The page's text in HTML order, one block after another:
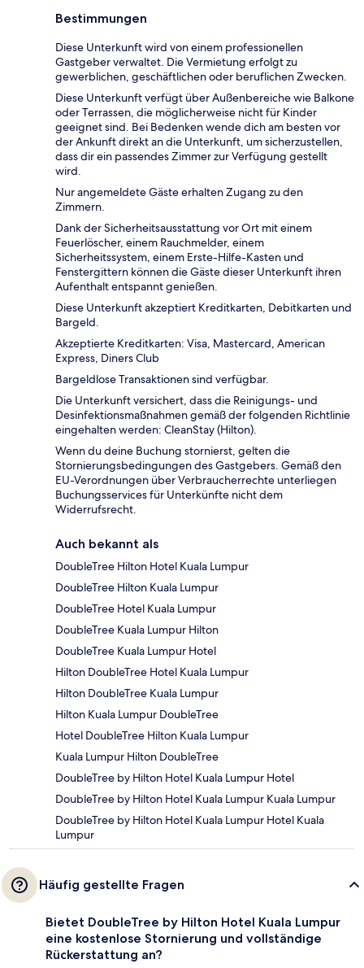
Bestimmungen
Diese Unterkunft wird von einem professionellen
Gastgeber verwaltet. Die Vermietung erfolgt zu
gewerblichen, geschäftlichen oder beruflichen Zwecken.
Diese Unterkunft verfügt über Außenbereiche wie Balkone
oder Terrassen, die möglicherweise nicht für Kinder
geeignet sind. Bei Bedenken wende dich am besten vor
der Ankunft direkt an die Unterkunft, um sicherzustellen,
dass dir ein passendes Zimmer zur Verfügung gestellt
wird.
Nur angemeldete Gäste erhalten Zugang zu den
Zimmern.
Dank der Sicherheitsausstattung vor Ort mit einem
Feuerlöscher, einem Rauchmelder, einem
Sicherheitssystem, einem Erste-Hilfe-Kasten und
Fenstergittern können die Gäste dieser Unterkunft ihren
Aufenthalt entspannt genießen.
Diese Unterkunft akzeptiert Kreditkarten, Debitkarten und
Bargeld.
Akzeptierte Kreditkarten: Visa, Mastercard, American
Express, Diners Club
Bargeldlose Transaktionen sind verfügbar.
Die Unterkunft versichert, dass die Reinigungs- und
Desinfektionsmaßnahmen gemäß der folgenden Richtlinie
eingehalten werden: CleanStay (Hilton).
Wenn du deine Buchung stornierst, gelten die
Stornierungsbedingungen des Gastgebers. Gemäß den
EU-Verordnungen über Verbraucherrechte unterliegen
Buchungsservices für Unterkünfte nicht dem
Widerrufsrecht.
Auch bekannt als
DoubleTree Hilton Hotel Kuala Lumpur
DoubleTree Hilton Kuala Lumpur
DoubleTree Hotel Kuala Lumpur
DoubleTree Kuala Lumpur Hilton
DoubleTree Kuala Lumpur Hotel
Hilton DoubleTree Hotel Kuala Lumpur
Hilton DoubleTree Kuala Lumpur
Hilton Kuala Lumpur DoubleTree
Hotel DoubleTree Hilton Kuala Lumpur
Kuala Lumpur Hilton DoubleTree
DoubleTree by Hilton Hotel Kuala Lumpur Hotel
DoubleTree by Hilton Hotel Kuala Lumpur Kuala Lumpur
DoubleTree by Hilton Hotel Kuala Lumpur Hotel Kuala
Lumpur
Häufig gestellte Fragen
Bietet DoubleTree by Hilton Hotel Kuala Lumpur
eine kostenlose Stornierung und vollständige
Rückerstattung an?